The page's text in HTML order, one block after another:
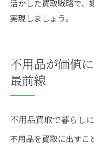
活かした買取戦略で、
実現しましょう。
不用品が価値
最前線
不用品買取で暮らし
不用品を買取に出すこ